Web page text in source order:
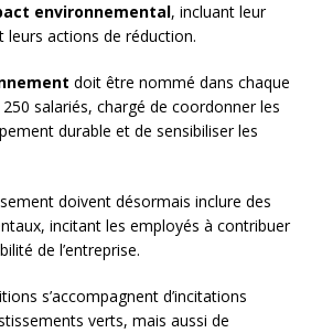
environnemental, incluant leur
actions de réduction.
doit être nommé dans chaque
salariés, chargé de coordonner les
durable et de sensibiliser les
doivent désormais inclure des
incitant les employés à contribuer
de l’entreprise.
s’accompagnent d’incitations
verts, mais aussi de